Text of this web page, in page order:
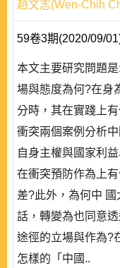
趙文志(Wen-Chih
59卷3期(2020/09/
本文主要研究問題
場與態度為何?在身
分時，其在實踐上
衝突兩個案例分析
自身主權與國家利
在衝突預防作為上
差?此外，為何中
話，轉變為也同意
途徑的立場與作為?
怎樣的「中國..